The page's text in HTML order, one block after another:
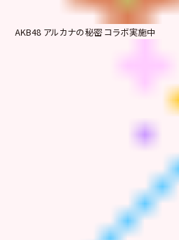
AKB48 アルカナの秘密 コラボ実施中